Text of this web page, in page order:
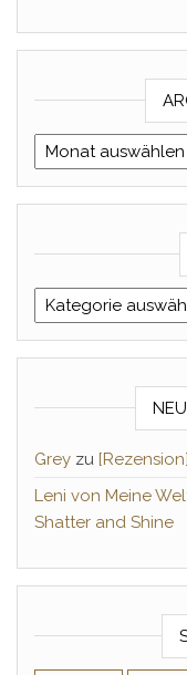
Archiv Monat/Jahr
Kategorien
Grey zu
Leni von Meine
Shatter and Shine